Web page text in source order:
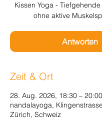
Kissen Yoga -
ohne aktive
Antworten
Zeit & Ort
28. Aug. 2026, 18:30 – 20:00
nandalayoga,
Zürich, Schweiz